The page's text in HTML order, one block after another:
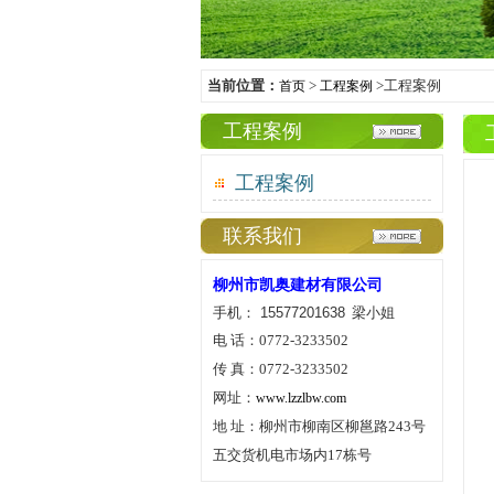
当前位置： 首页 > 工程案例 >工程案例
工程案例
工程案例
联系我们
柳州市凯奥建材有限公司
手机： 15577201638 梁小姐
电 话： 0772-3233502
传 真： 0772-3233502
网址： www.lzzlbw.com
地 址：柳州市柳南区柳邕路243号
五交货机电市场内17栋号